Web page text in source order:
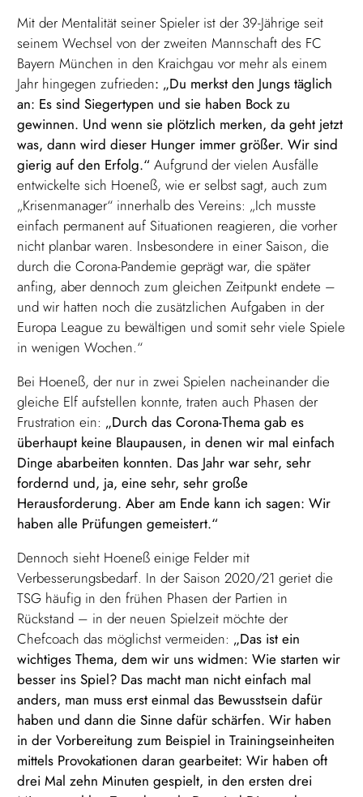
Mit der Mentalität seiner Spieler ist der 39-Jährige seit
seinem Wechsel von der zweiten Mannschaft des FC
Bayern München in den Kraichgau vor mehr als einem
Jahr hingegen zufrieden: „Du merkst den Jungs täglich
an: Es sind Siegertypen und sie haben Bock zu
gewinnen. Und wenn sie plötzlich merken, da geht jetzt
was, dann wird dieser Hunger immer größer. Wir sind
gierig auf den Erfolg.“ Aufgrund der vielen Ausfälle
entwickelte sich Hoeneß, wie er selbst sagt, auch zum
„Krisenmanager“ innerhalb des Vereins: „Ich musste
einfach permanent auf Situationen reagieren, die vorher
nicht planbar waren. Insbesondere in einer Saison, die
durch die Corona-Pandemie geprägt war, die später
anfing, aber dennoch zum gleichen Zeitpunkt endete –
und wir hatten noch die zusätzlichen Aufgaben in der
Europa League zu bewältigen und somit sehr viele Spiele
in wenigen Wochen.“
Bei Hoeneß, der nur in zwei Spielen nacheinander die
gleiche Elf aufstellen konnte, traten auch Phasen der
Frustration ein: „Durch das Corona-Thema gab es
überhaupt keine Blaupausen, in denen wir mal einfach
Dinge abarbeiten konnten. Das Jahr war sehr, sehr
fordernd und, ja, eine sehr, sehr große
Herausforderung. Aber am Ende kann ich sagen: Wir
haben alle Prüfungen gemeistert.“
Dennoch sieht Hoeneß einige Felder mit
Verbesserungsbedarf. In der Saison 2020/21 geriet die
TSG häufig in den frühen Phasen der Partien in
Rückstand – in der neuen Spielzeit möchte der
Chefcoach das möglichst vermeiden: „Das ist ein
wichtiges Thema, dem wir uns widmen: Wie starten wir
besser ins Spiel? Das macht man nicht einfach mal
anders, man muss erst einmal das Bewusstsein dafür
haben und dann die Sinne dafür schärfen. Wir haben
in der Vorbereitung zum Beispiel in Trainingseinheiten
mittels Provokationen daran gearbeitet: Wir haben oft
drei Mal zehn Minuten gespielt, in den ersten drei